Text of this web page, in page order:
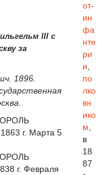
III с
за
1896.
г. Марта 5
г. Февраля
от-
ин
фа
нте
ри
и
по
лко
вн
ико
м
в
18
87